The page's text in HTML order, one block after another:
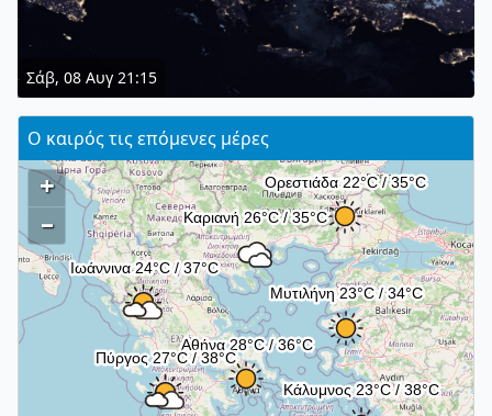
Σάβ, 08 Αυγ 21:15
Ο καιρός τις επόμενες μέρες
+
–